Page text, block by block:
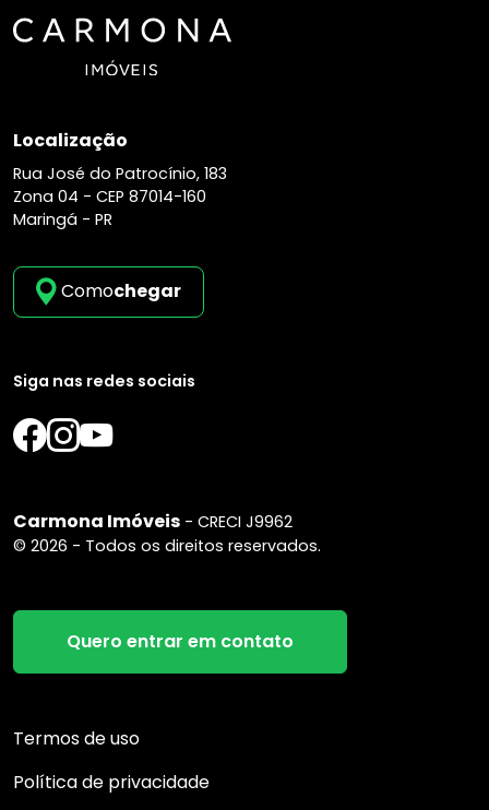
Localização
Rua José do Patrocínio, 183
Zona 04 - CEP 87014-160
Maringá - PR
Comochegar
Siga nas redes sociais
Carmona Imóveis - CRECI J9962
© 2026 - Todos os direitos reservados.
Quero entrar em contato
Termos de uso
Política de privacidade